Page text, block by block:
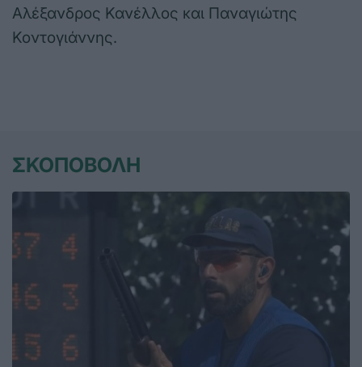
Αλέξανδρος Κανέλλος και Παναγιώτης
Κοντογιάννης.
ΣΚΟΠΟΒΟΛΗ